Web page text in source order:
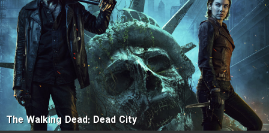
The Walking Dead: Dead City